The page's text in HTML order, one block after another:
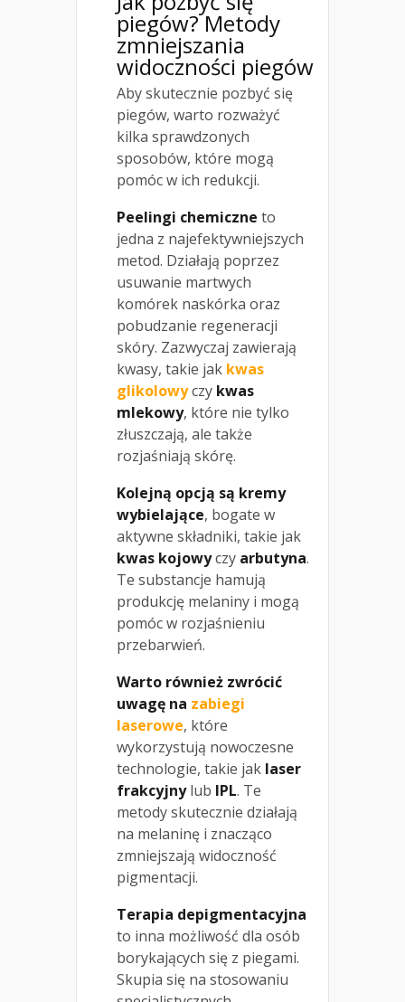
piegów? Metody
zmniejszania
widoczności piegów
Aby skutecznie pozbyć się
piegów, warto rozważyć
kilka sprawdzonych
sposobów, które mogą
pomóc w ich redukcji.
Peelingi chemiczne to
jedna z najefektywniejszych
metod. Działają poprzez
usuwanie martwych
komórek naskórka oraz
pobudzanie regeneracji
skóry. Zazwyczaj zawierają
kwasy, takie jak kwas
glikolowyczy kwas
mlekowy, które nie tylko
złuszczają, ale także
rozjaśniają skórę.
Kolejną opcją są kremy
wybielające, bogate w
aktywne składniki, takie jak
kwas kojowyczy arbutyna.
Te substancje hamują
produkcję melaniny i mogą
pomóc w rozjaśnieniu
przebarwień.
Warto również zwrócić
uwagę na zabiegi
laserowe, które
wykorzystują nowoczesne
technologie, takie jak laser
frakcyjnylub IPL. Te
metody skutecznie działają
na melaninę i znacząco
zmniejszają widoczność
pigmentacji.
Terapia depigmentacyjna
to inna możliwość dla osób
borykających się z piegami.
Skupia się na stosowaniu